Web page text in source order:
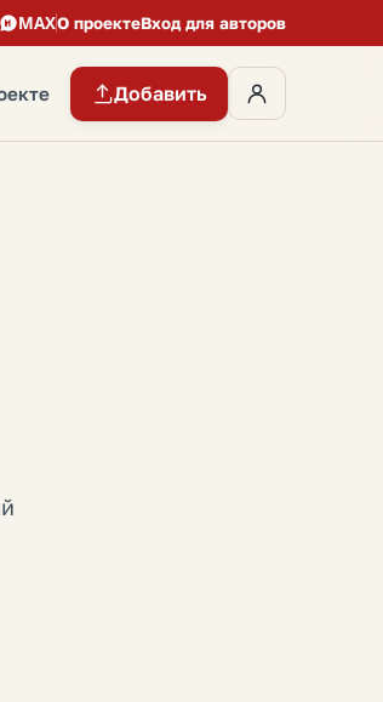
MAXО проектеВход для авторов
Добавить